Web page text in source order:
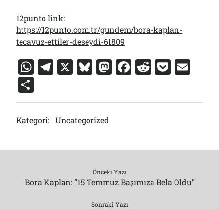
12punto link:
https://12punto.com.tr/gundem/bora-kaplan-
tecavuz-ettiler-deseydi-61809
W
at
s
A
p
T
e
gr
a
m
X Bl
e
s
k
y
M
st
o
F
c
o
k
R
d
P
c ai
h
ar
e
Kategori: Uncategorized
Önceki Yazı
Bora Kaplan: “15 Temmuz Başımıza Bela Oldu”
Sonraki Yazı